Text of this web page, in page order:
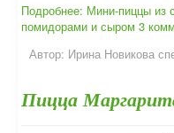
Подробнее: Мини-пиццы из
помидорами и сыром 3
Автор: Ирина Новикова
Пицца